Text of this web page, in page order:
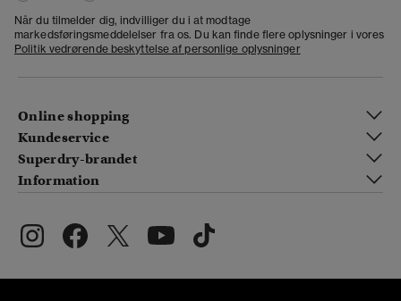
Når du tilmelder dig, indvilliger du i at modtage
markedsføringsmeddelelser fra os. Du kan finde flere oplysninger i vores
Politik vedrørende beskyttelse af personlige oplysninger
Online shopping
Kundeservice
Superdry-brandet
Information